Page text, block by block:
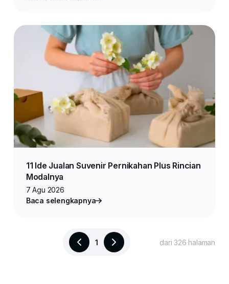
11 Ide Jualan Suvenir Pernikahan Plus Rincian
Modalnya
7 Agu 2026
Baca selengkapnya
1 dari 326 halaman